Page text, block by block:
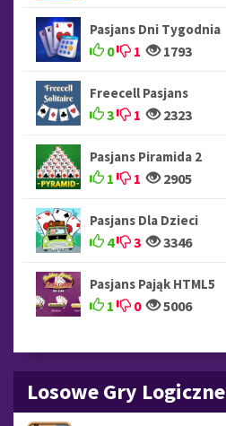
Pasjans Dni Tygodnia
0 1 1793
Freecell Pasjans
3 1 2323
Pasjans Piramida 2
1 1 2905
Pasjans Dla Dzieci
4 3 3346
Pasjans Pająk HTML5
1 0 5006
Losowe Gry Logiczne